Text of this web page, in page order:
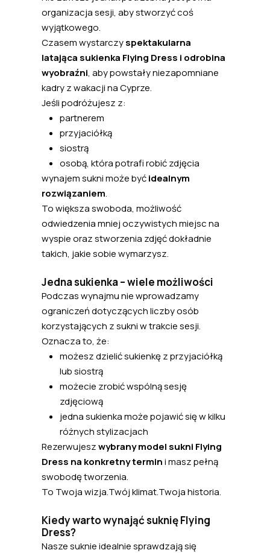
organizacja sesji, aby stworzyć coś
wyjątkowego.
Czasem wystarczyspektakularna
latająca sukienka Flying Dress i odrobina
wyobraźni, aby powstały niezapomniane
kadry z wakacji na Cyprze.
Jeśli podróżujesz z:
partnerem
przyjaciółką
siostrą
osobą, która potrafi robić zdjęcia
wynajem sukni może byćidealnym
rozwiązaniem.
To większa swoboda, możliwość
odwiedzenia mniej oczywistych miejsc na
wyspie oraz stworzenia zdjęć dokładnie
takich, jakie sobie wymarzysz.
Jedna sukienka – wiele możliwości
Podczas wynajmu nie wprowadzamy
ograniczeń dotyczących liczby osób
korzystających z sukni w trakcie sesji.
Oznacza to, że:
możesz dzielić sukienkę z przyjaciółką
lub siostrą
możecie zrobić wspólną sesję
zdjęciową
jedna sukienka może pojawić się w kilku
różnych stylizacjach
Rezerwujeszwybrany model sukni Flying
Dress na konkretny termini masz pełną
swobodę tworzenia.
To Twoja wizja.Twój klimat.Twoja historia.
Kiedy warto wynająć suknię Flying
Dress?
Nasze suknie idealnie sprawdzają się